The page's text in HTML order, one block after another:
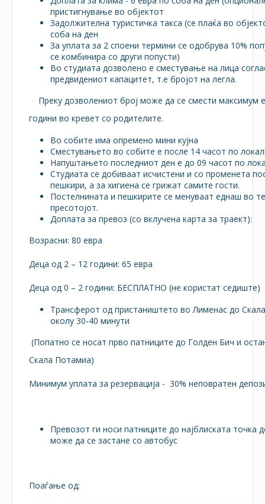
пристигнување во објектот
Задолжителна туристичка такса (се плаќа во
соба на ден
За уплата за 2 споени термини се одобрува 10%
се комбинира со други попусти)
Во студиата дозволено е сместување на лица
предвидениот капацитет, т.е бројот на легла.
Преку дозволениот број може да се смести максимум
години во кревет со родителите.
Во собите има опремено мини кујна
Сместувањето во собите е после 14 часот по
Напуштањето последниот ден е до 09 часот по
Студиата се добиваат исчистени и со променета
пешкири, а за хигиена се грижат самите гости.
Постелнината и пешкирите се менуваат еднаш во
пресотојот.
Доплата за превоз (со вклучена карта за траект):
Возрасни: 80 евра
Деца од 2 – 12 години: 65 евра
Деца од 0 – 2 години: БЕСПЛАТНО (не користат седиште)
Трансферот од пристаништето во Лименас до
околу 30-40 минути
(Попатно се носат прво патниците до Голден Бич и
Скала Потамиа)
Минимум уплата за резервација - 30% неповратен
Превозот ги носи патниците до најблиската точка
може да се застане со автобус
Поаѓање од: